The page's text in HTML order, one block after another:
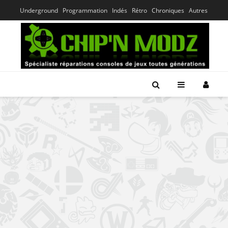
Underground Programmation Indés Rétro Chroniques Autres